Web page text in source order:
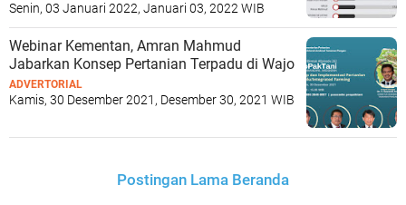
Senin, 03 Januari 2022, Januari 03, 2022 WIB
Webinar Kementan, Amran Mahmud
Jabarkan Konsep Pertanian Terpadu di Wajo
ADVERTORIAL
Kamis, 30 Desember 2021, Desember 30, 2021 WIB
Postingan Lama Beranda